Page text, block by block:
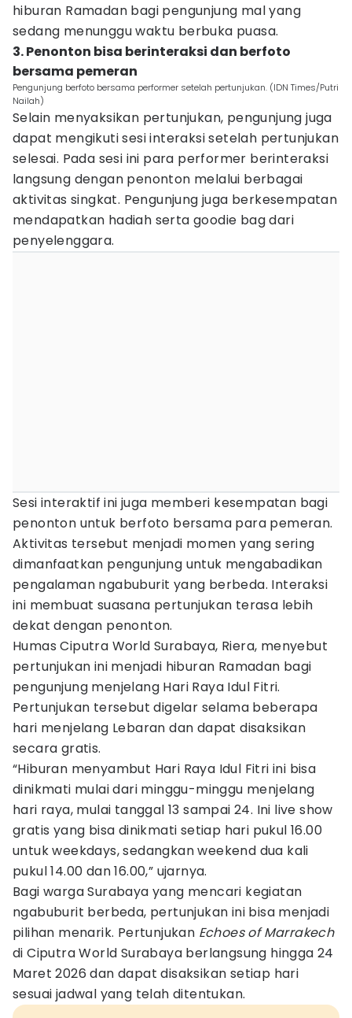
hiburan Ramadan bagi pengunjung mal yang
sedang menunggu waktu berbuka puasa.
3. Penonton bisa berinteraksi dan berfoto
bersama pemeran
Pengunjung berfoto bersama performer setelah pertunjukan. (IDN Times/Putri
Nailah)
Selain menyaksikan pertunjukan, pengunjung juga
dapat mengikuti sesi interaksi setelah pertunjukan
selesai. Pada sesi ini para performer berinteraksi
langsung dengan penonton melalui berbagai
aktivitas singkat. Pengunjung juga berkesempatan
mendapatkan hadiah serta goodie bag dari
penyelenggara.
Sesi interaktif ini juga memberi kesempatan bagi
penonton untuk berfoto bersama para pemeran.
Aktivitas tersebut menjadi momen yang sering
dimanfaatkan pengunjung untuk mengabadikan
pengalaman ngabuburit yang berbeda. Interaksi
ini membuat suasana pertunjukan terasa lebih
dekat dengan penonton.
Humas Ciputra World Surabaya, Riera, menyebut
pertunjukan ini menjadi hiburan Ramadan bagi
pengunjung menjelang Hari Raya Idul Fitri.
Pertunjukan tersebut digelar selama beberapa
hari menjelang Lebaran dan dapat disaksikan
secara gratis.
“Hiburan menyambut Hari Raya Idul Fitri ini bisa
dinikmati mulai dari minggu-minggu menjelang
hari raya, mulai tanggal 13 sampai 24. Ini live show
gratis yang bisa dinikmati setiap hari pukul 16.00
untuk weekdays, sedangkan weekend dua kali
pukul 14.00 dan 16.00,” ujarnya.
Bagi warga Surabaya yang mencari kegiatan
ngabuburit berbeda, pertunjukan ini bisa menjadi
pilihan menarik. Pertunjukan Echoes of Marrakech
di Ciputra World Surabaya berlangsung hingga 24
Maret 2026 dan dapat disaksikan setiap hari
sesuai jadwal yang telah ditentukan.